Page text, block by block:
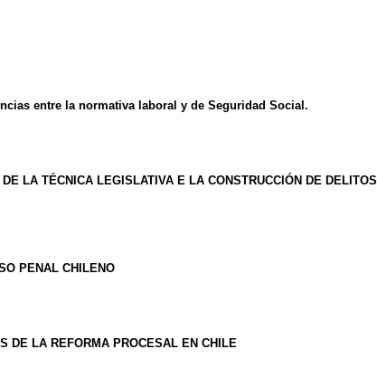
entre la normativa laboral y de Seguridad Social.
LA TÉCNICA LEGISLATIVA E LA CONSTRUCCIÓN DE DELITOS
PENAL CHILENO
DE LA REFORMA PROCESAL EN CHILE